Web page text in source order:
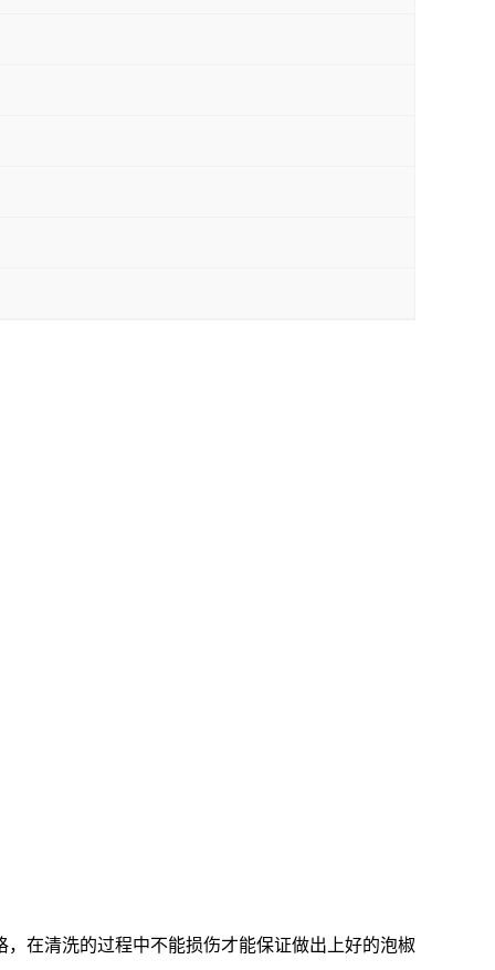
在清洗的过程中不能损伤才能保证做出上好的泡椒